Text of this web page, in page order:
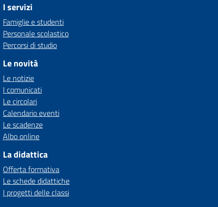
I servizi
Famiglie e studenti
Personale scolastico
Percorsi di studio
Le novità
Le notizie
I comunicati
Le circolari
Calendario eventi
Le scadenze
Albo online
La didattica
Offerta formativa
Le schede didattiche
I progetti delle classi